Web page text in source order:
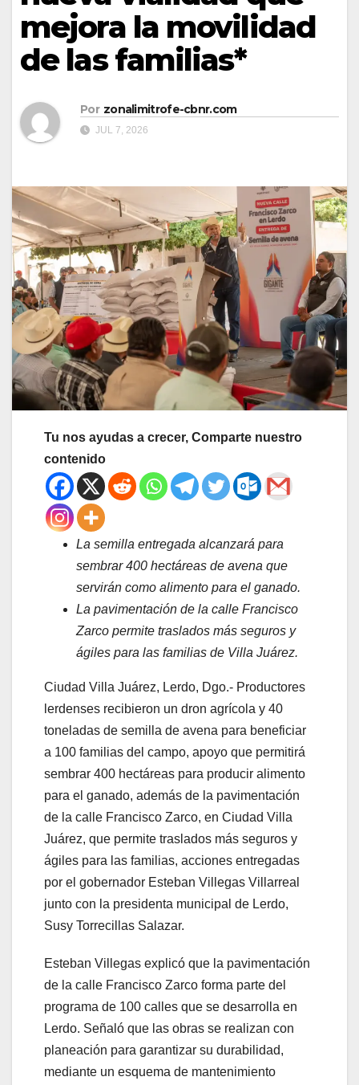
mejora la movilidad
de las familias*
Por zonalimitrofe-cbnr.com
JUL 7, 2026
Tu nos ayudas a crecer, Comparte nuestro
contenido
La semilla entregada alcanzará para
sembrar 400 hectáreas de avena que
servirán como alimento para el ganado.
La pavimentación de la calle Francisco
Zarco permite traslados más seguros y
ágiles para las familias de Villa Juárez.
Ciudad Villa Juárez, Lerdo, Dgo.- Productores
lerdenses recibieron un dron agrícola y 40
toneladas de semilla de avena para beneficiar
a 100 familias del campo, apoyo que permitirá
sembrar 400 hectáreas para producir alimento
para el ganado, además de la pavimentación
de la calle Francisco Zarco, en Ciudad Villa
Juárez, que permite traslados más seguros y
ágiles para las familias, acciones entregadas
por el gobernador Esteban Villegas Villarreal
junto con la presidenta municipal de Lerdo,
Susy Torrecillas Salazar.
Esteban Villegas explicó que la pavimentación
de la calle Francisco Zarco forma parte del
programa de 100 calles que se desarrolla en
Lerdo. Señaló que las obras se realizan con
planeación para garantizar su durabilidad,
mediante un esquema de mantenimiento